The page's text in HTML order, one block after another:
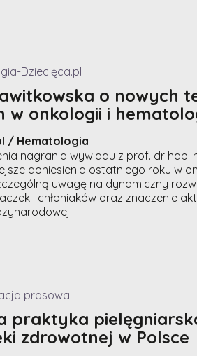
Dziecięca.pl
o nowych
w onkologii i
/ Hematologia
nagrania wywiadu z prof. dr hab.
doniesienia ostatniego roku w
uwagę na dynamiczny
i chłoniaków oraz znaczenie
prasowa
praktyka
zdrowotnej w Polsce